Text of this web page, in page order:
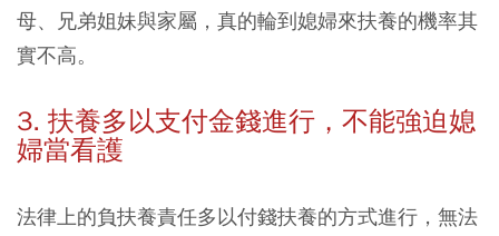
母、兄弟姐妹與家屬，真的輪到媳婦來扶養的機率其
實不高。
3. 扶養多以支付金錢進行，不能強迫媳
婦當看護
法律上的負扶養責任多以付錢扶養的方式進行，無法